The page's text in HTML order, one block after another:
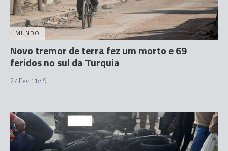
MUNDO
Novo tremor de terra fez um morto e 69
feridos no sul da Turquia
27 Fev 11:49